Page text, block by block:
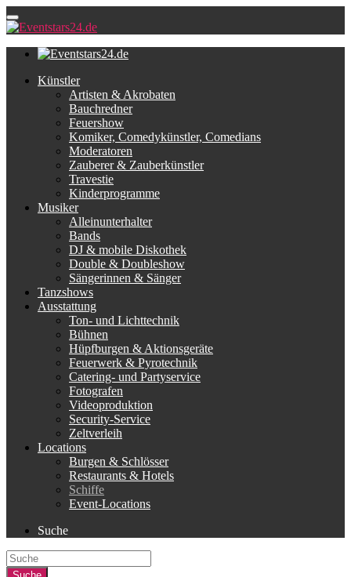
Künstler
Artisten & Akrobaten
Bauchredner
Feuershow
Komiker, Comedykünstler, Comedians
Moderatoren
Zauberer & Zauberkünstler
Travestie
Kinderprogramme
Musiker
Alleinunterhalter
Bands
DJ & mobile Diskothek
Double & Doubleshow
Sängerinnen & Sänger
Tanzshows
Ausstattung
Ton- und Lichttechnik
Bühnen
Hüpfburgen & Aktionsgeräte
Feuerwerk & Pyrotechnik
Catering- und Partyservice
Fotografen
Videoproduktion
Security-Service
Zeltverleih
Locations
Burgen & Schlösser
Restaurants & Hotels
Schiffe
Event-Locations
Suche